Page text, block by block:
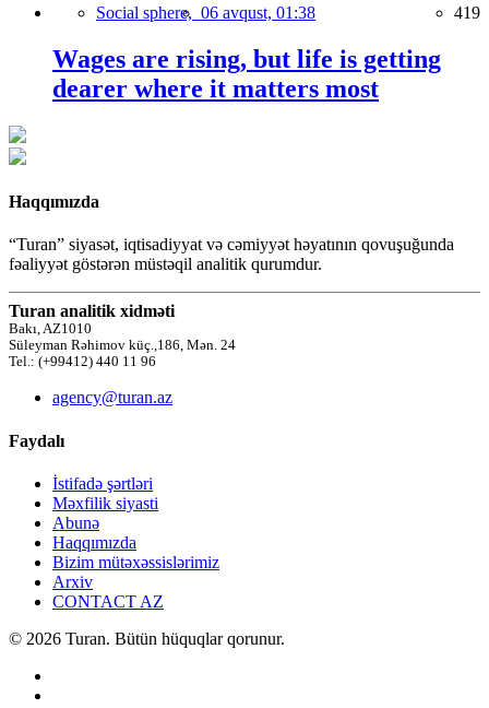
Social sphere, 06 avqust, 01:38 419
Wages are rising, but life is getting
dearer where it matters most
Haqqımızda
“Turan” siyasət, iqtisadiyyat və cəmiyyət həyatının qovuşuğunda
fəaliyyət göstərən müstəqil analitik qurumdur.
Turan analitik xidməti
Bakı, AZ1010
Süleyman Rəhimov küç.,186, Mən. 24
Tel.: (+99412) 440 11 96
agency@turan.az
Faydalı
İstifadə şərtləri
Məxfilik siyasti
Abunə
Haqqımızda
Bizim mütəxəssislərimiz
Arxiv
CONTACT AZ
© 2026 Turan. Bütün hüquqlar qorunur.